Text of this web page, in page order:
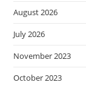
August 2026
July 2026
November 2023
October 2023